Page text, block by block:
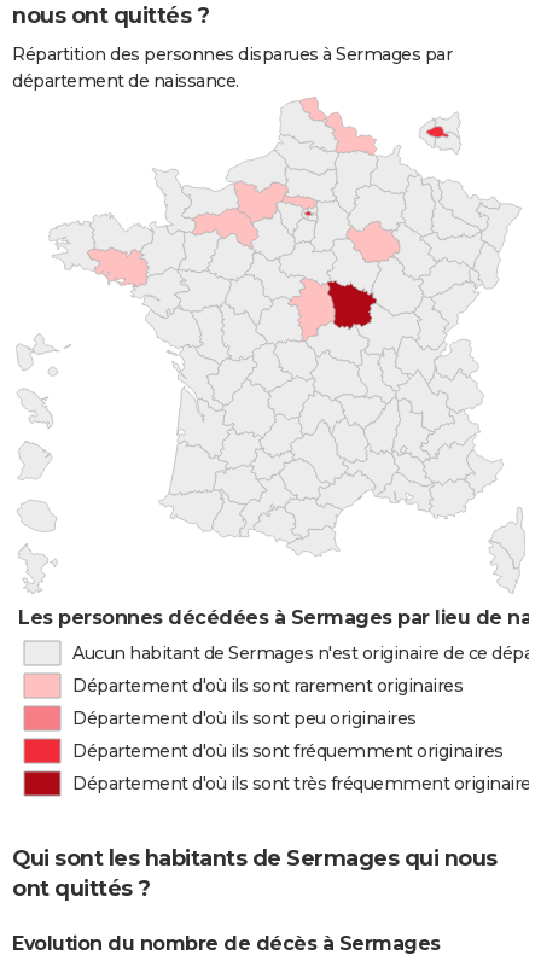
nous ont quittés ?
Répartition des personnes disparues à Sermages par
département de naissance.
Les personnes décédées à Sermages par lieu de
Aucun habitant de Sermages n'est originaire de ce
Département d'où ils sont rarement originaires
Département d'où ils sont peu originaires
Département d'où ils sont fréquemment originaires
Département d'où ils sont très fréquemment originaires
Qui sont les habitants de Sermages qui nous
ont quittés ?
Evolution du nombre de décès à Sermages